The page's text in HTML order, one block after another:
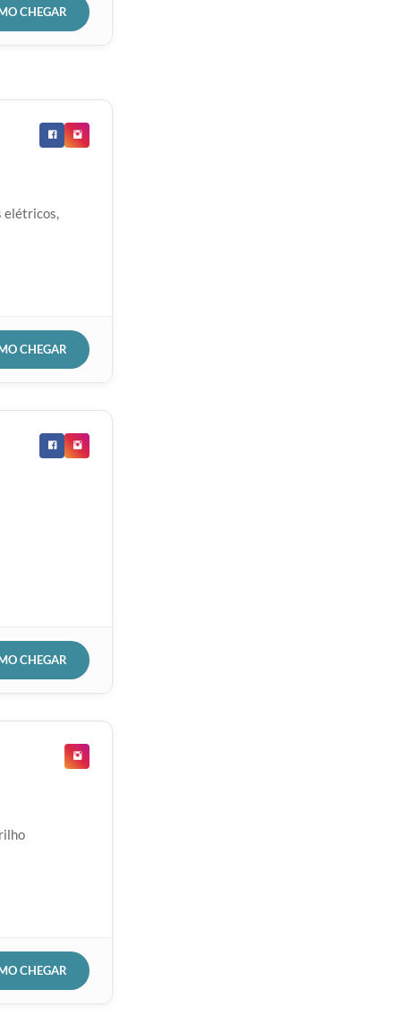
CHEGAR
elétricos,
CHEGAR
CHEGAR
CHEGAR